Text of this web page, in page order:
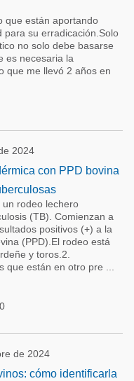
que están aportando
para su erradicación.Solo
no solo debe basarse
es necesaria la
que me llevó 2 años en
2024
con PPD bovina
un rodeo lechero
(TB). Comienzan a
positivos (+) a la
(PPD).El rodeo está
y toros.2.
que están en otro pre ...
0
de 2024
cómo identificarla